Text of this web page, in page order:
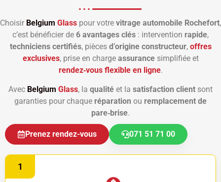
Choisir Belgium Glass pour votre vitrage automobile Rochefort,
c’est bénéficier de 6 avantages clés : intervention rapide,
techniciens certifiés, pièces d’origine constructeur, offres
exclusives, prise en charge assurancesimplifiée et
rendez‑vous flexible en ligne.
Avec Belgium Glass, la qualité et la satisfaction client sont
garanties pour chaque réparation ou remplacement de
pare‑brise.
Prenez rendez-vous 071 51 71 00
1